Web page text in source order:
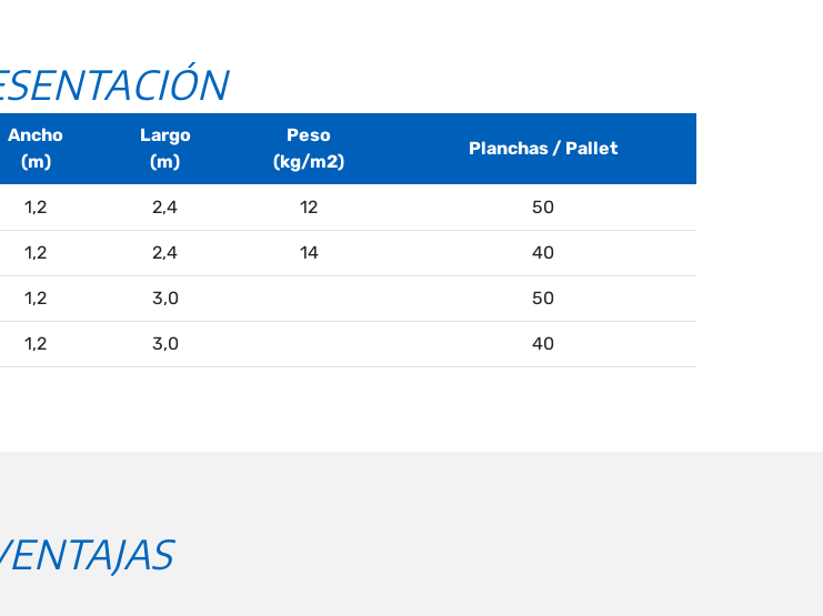
Ancho
(m)
Largo
(m)
Peso
(kg/m2)
Planchas / Pallet
1,2 2,4 12 50
1,2 2,4 14 40
1,2 3,0 50
1,2 3,0 40